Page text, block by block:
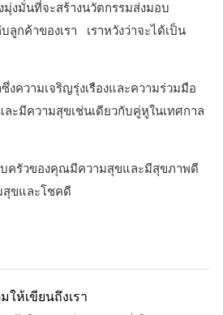
มุ่งมั่นที่จะสร้างนวัตกรรมส่งมอบ
กค้าของเรา เราหวังว่าจะได้เป็น
งความเจริญรุ่งเรืองและความร่วมมือ
ละมีความสุขเช่นเดียวกับคู่หูในเทศกาล
ครัวของคุณมีความสุขและมีสุขภาพดี
สุขและโชคดี
ห้เขียนถึงเรา